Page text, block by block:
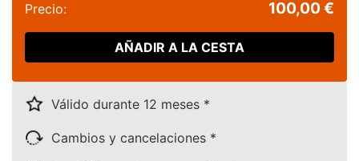
Precio: 100,00 €
AÑADIR A LA CESTA
Válido durante 12 meses *
Cambios y cancelaciones *